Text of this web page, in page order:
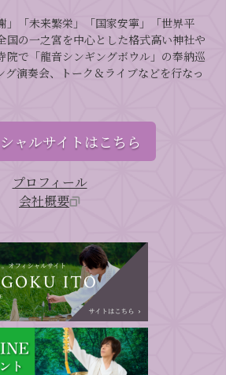
」「未来繁栄」「国家安寧」「世界平
国の一之宮を中心とした格式高い神社や
院で「龍音シンギングボウル」の奉納巡
グ演奏会、トーク＆ライブなどを行なっ
ャルサイトはこちら
プロフィール
会社概要